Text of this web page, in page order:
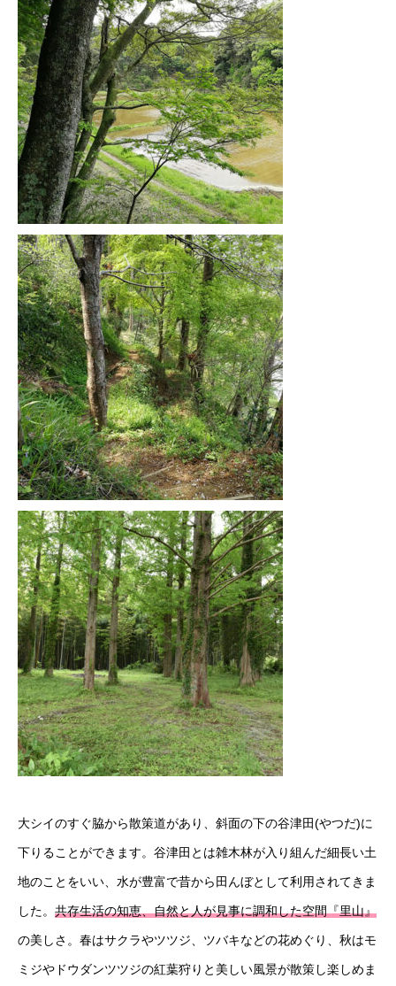
トップページ メール配信停止 プライバシーポリシー
大シイのすぐ脇から散策道があり、斜面の下の谷津田(やつだ)に
下りることができます。谷津田とは雑木林が入り組んだ細長い土
地のことをいい、水が豊富で昔から田んぼとして利用されてきま
した。 共存生活の知恵、自然と人が見事に調和した空間『里山』
の美しさ。春はサクラやツツジ、ツバキなどの花めぐり、秋はモ
ミジやドウダンツツジの紅葉狩りと美しい風景が散策し楽しめま